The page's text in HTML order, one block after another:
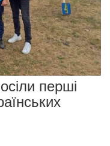
перші